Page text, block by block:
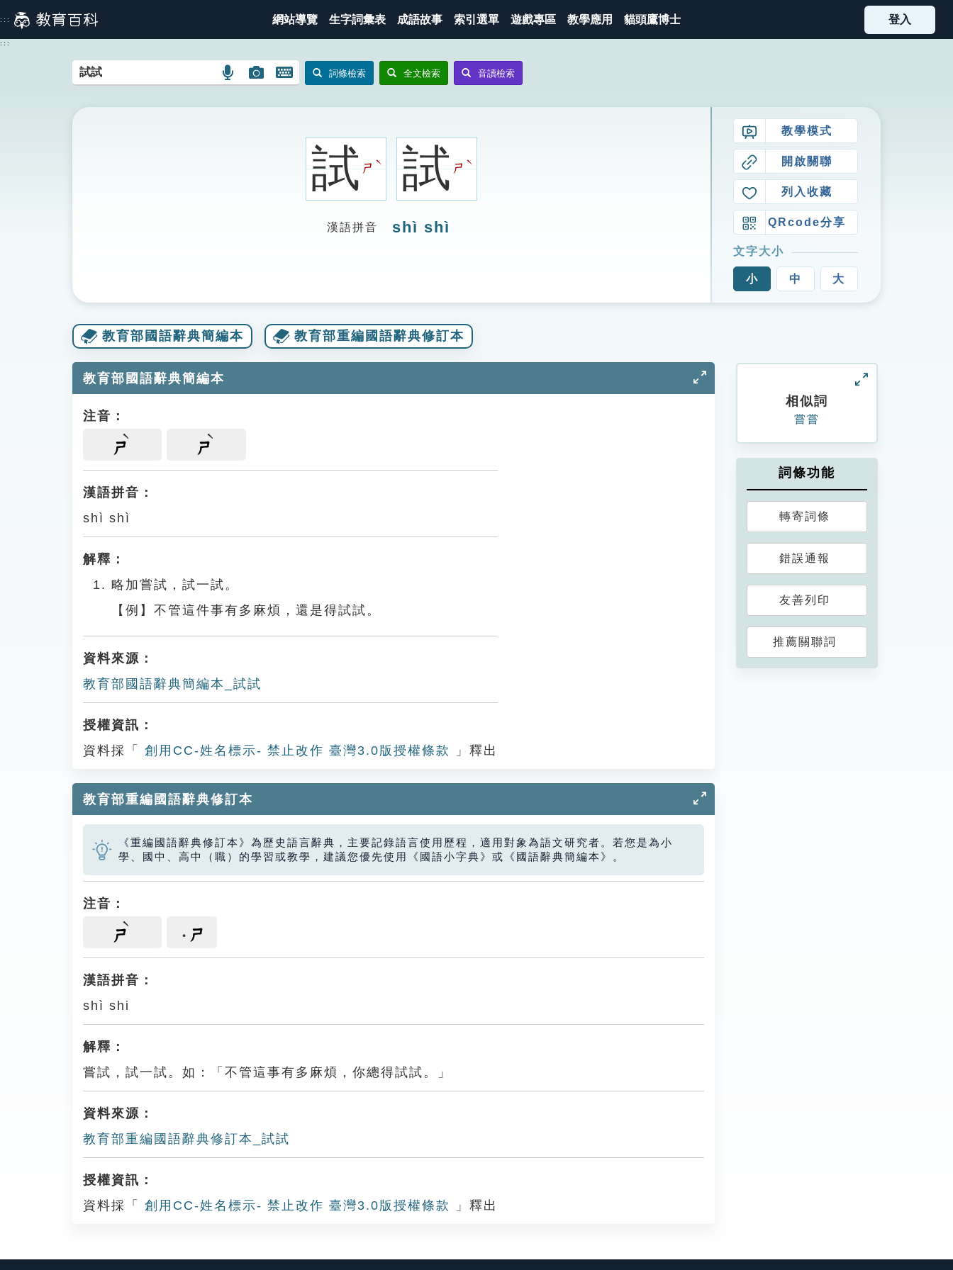
到
主
::: 網站導覽 生字詞彙表 成語故事 索引選單 遊戲專區 教學應用 貓頭鷹博士 登入
:::
語
搜
圖
搜
開
鍵
詞條檢索 全文檢索 音讀檢索
試ㄕ
ˋ 試ㄕ
ˋ
漢語拼音 shì shì
教學模式
開啟關聯
列入收藏
QRcode分享
文字大小
小 中 大
教育部國語辭典簡編本 教育部重編國語辭典修訂本
教育部國語辭典簡編本
注音：
ㄕ ㄕ
漢語拼音：
shì shì
解釋：
略加嘗試，試一試。
【例】不管這件事有多麻煩，還是得試試。
資料來源：
教育部國語辭典簡編本_試試
授權資訊：
資料採「
創用CC-姓名標示- 禁止改作 臺灣3.0版授權條款 」釋出
教育部重編國語辭典修訂本
《重編國語辭典修訂本》為歷史語言辭典，主要記錄語言使用歷程，適用對象為語文研究者。若您是為小
學、國中、高中（職）的學習或教學，建議您優先使用《國語小字典》或《國語辭典簡編本》。
注音：
ㄕ ㄕ
漢語拼音：
shì shi
解釋：
嘗試，試一試。如：「不管這事有多麻煩，你總得試試。」
資料來源：
教育部重編國語辭典修訂本_試試
授權資訊：
資料採「
創用CC-姓名標示- 禁止改作 臺灣3.0版授權條款 」釋出
相似詞
嘗嘗
詞條功能
轉寄詞條
錯誤通報
友善列印
推薦關聯詞